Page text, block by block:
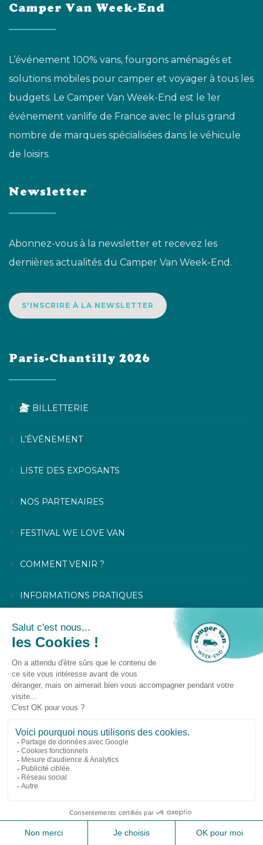
Camper Van Week-End
L’événement 100% vans, fourgons aménagés et
solutions mobiles pour camper et voyager à tous les
budgets. Le Camper Van Week-End est le 1er
événement vanlife de France avec le plus grand
nombre de marques spécialisées dans le véhicule
de loisirs.
Newsletter
Abonnez-vous à la newsletter et recevez les
dernières actualités du Camper Van Week-End.
S'INSCRIRE À LA NEWSLETTER
Paris-Chantilly 2026
BILLETTERIE
L’ÉVÉNEMENT
LISTE DES EXPOSANTS
NOS PARTENAIRES
FESTIVAL WE LOVE VAN
COMMENT VENIR ?
INFORMATIONS PRATIQUES
ACTUALITÉS
Exposant / Presse
DEVENIR EXPOSANT